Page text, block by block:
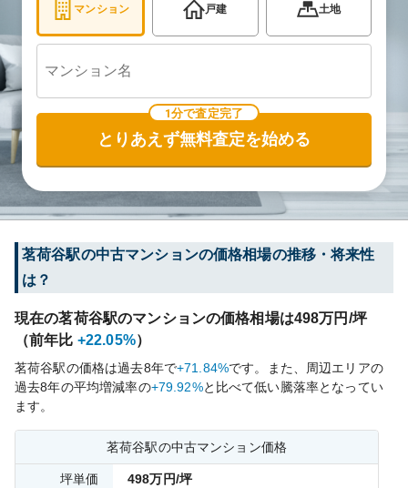
マンション 戸建 土地
1分で査定完了
とりあえず無料査定を始める
茗荷谷駅の中古マンションの価格相場の推移・将来性
は？
現在の茗荷谷駅のマンションの価格相場は498万円/坪
（前年比 +22.05%）
茗荷谷駅の価格は過去8年で+71.84%です。
また、周辺エリアの
過去8年の平均増減率の+79.92%と比べて低い騰落率となってい
ます。
茗荷谷駅の中古マンション価格
坪単価 498万円/坪